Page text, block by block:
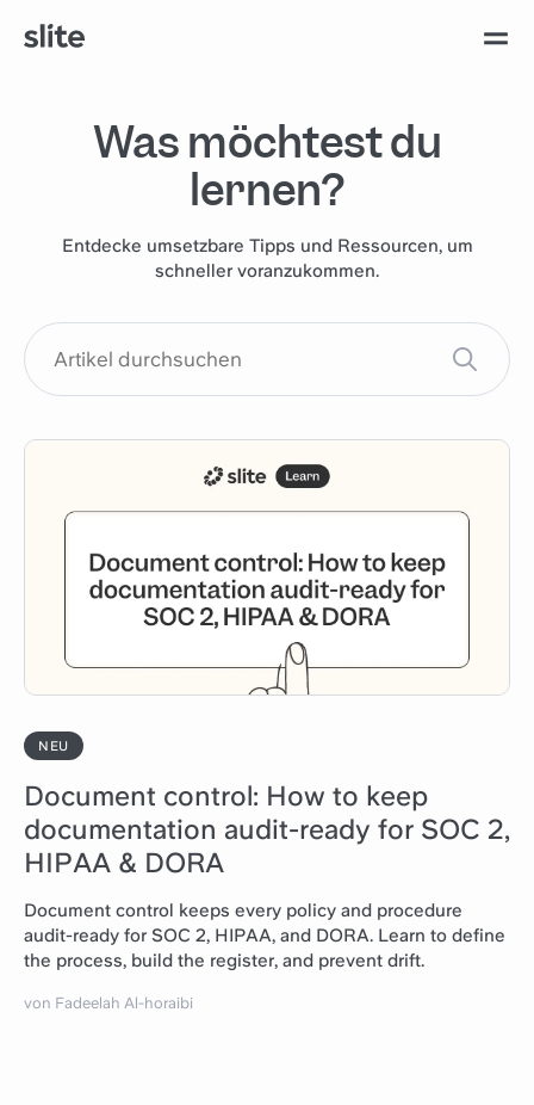
Was möchtest du
lernen?
Entdecke umsetzbare Tipps und Ressourcen, um
schneller voranzukommen.
NEU
Document control: How to keep
documentation audit-ready for SOC 2,
HIPAA & DORA
Document control keeps every policy and procedure
audit-ready for SOC 2, HIPAA, and DORA. Learn to define
the process, build the register, and prevent drift.
von Fadeelah Al-horaibi